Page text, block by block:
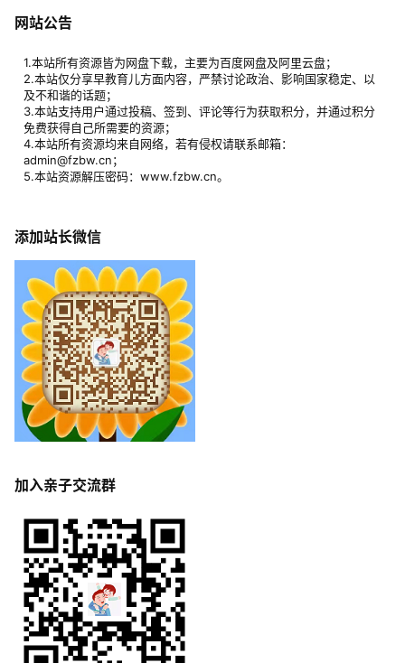
网站公告
1.本站所有资源皆为网盘下载，主要为百度网盘及阿里云盘；
2.本站仅分享早教育儿方面内容，严禁讨论政治、影响国家稳定、以
及不和谐的话题；
3.本站支持用户通过投稿、签到、评论等行为获取积分，并通过积分
免费获得自己所需要的资源；
4.本站所有资源均来自网络，若有侵权请联系邮箱：
admin@fzbw.cn；
5.本站资源解压密码：www.fzbw.cn。
添加站长微信
加入亲子交流群